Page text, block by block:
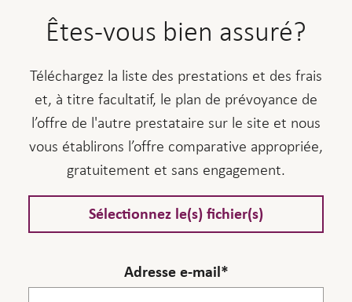
Êtes-vous bien assuré?
Téléchargez la liste des prestations et des frais
et, à titre facultatif, le plan de prévoyance de
l’offre de l'autre prestataire sur le site et nous
vous établirons l’offre comparative appropriée,
gratuitement et sans engagement.
Sélectionnez le(s) fichier(s)
Adresse e-mail